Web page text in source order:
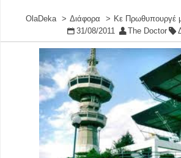
OlaDeka Διάφορα
Κε Πρωθυπουργέ
31/08/2011
The Doctor